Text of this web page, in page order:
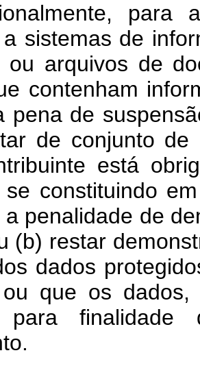
para
sistemas de
ou arquivos de
contenham
pena de
de conjunto
está
constituindo
penalidade de
(b) restar
dados
que os dados,
para